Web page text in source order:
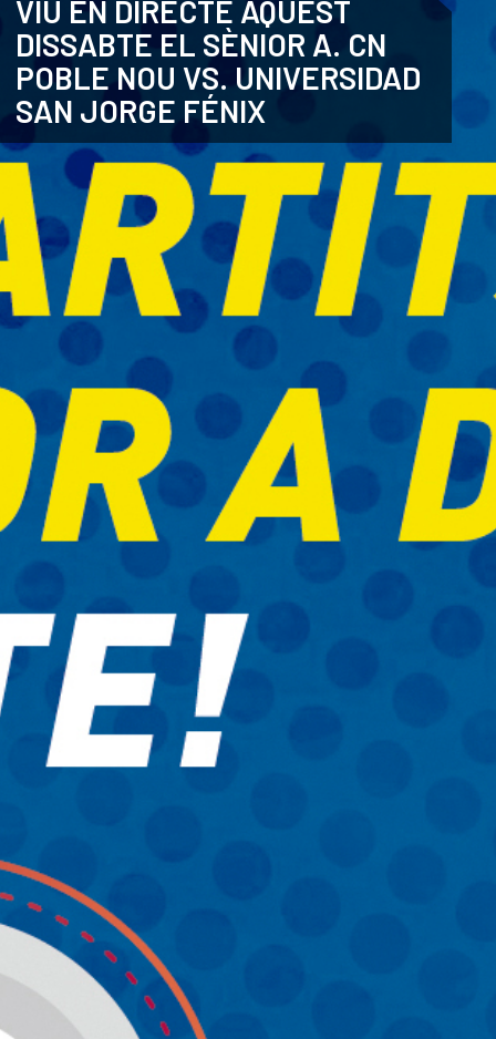
ANGLÈS
VIU EN DIRECTE AQUEST
DISSABTE EL SÈNIOR A. CN
POBLE NOU VS. UNIVERSIDAD
SAN JORGE FÉNIX